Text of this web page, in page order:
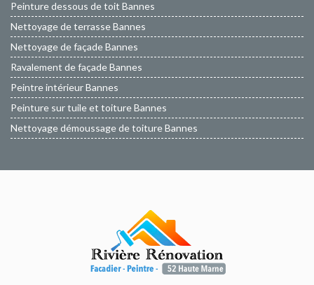
Peinture dessous de toit Bannes
Nettoyage de terrasse Bannes
Nettoyage de façade Bannes
Ravalement de façade Bannes
Peintre intérieur Bannes
Peinture sur tuile et toiture Bannes
Nettoyage démoussage de toiture Bannes